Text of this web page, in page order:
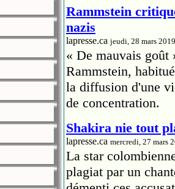
Rammstein
nazis
lapresse.ca jeudi, 28 mars
« De mauvais goût
Rammstein,
la diffusion d'une
de concentration.
Shakira nie tout
lapresse.ca mercredi, 27 mars
La star
plagiat par un